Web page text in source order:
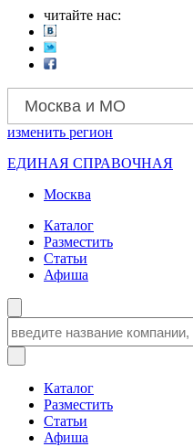
читайте нас:
Москва и МО
изменить регион
ЕДИНАЯ СПРАВОЧНАЯ
Москва
Каталог
Разместить
Статьи
Афиша
Каталог
Разместить
Статьи
Афиша